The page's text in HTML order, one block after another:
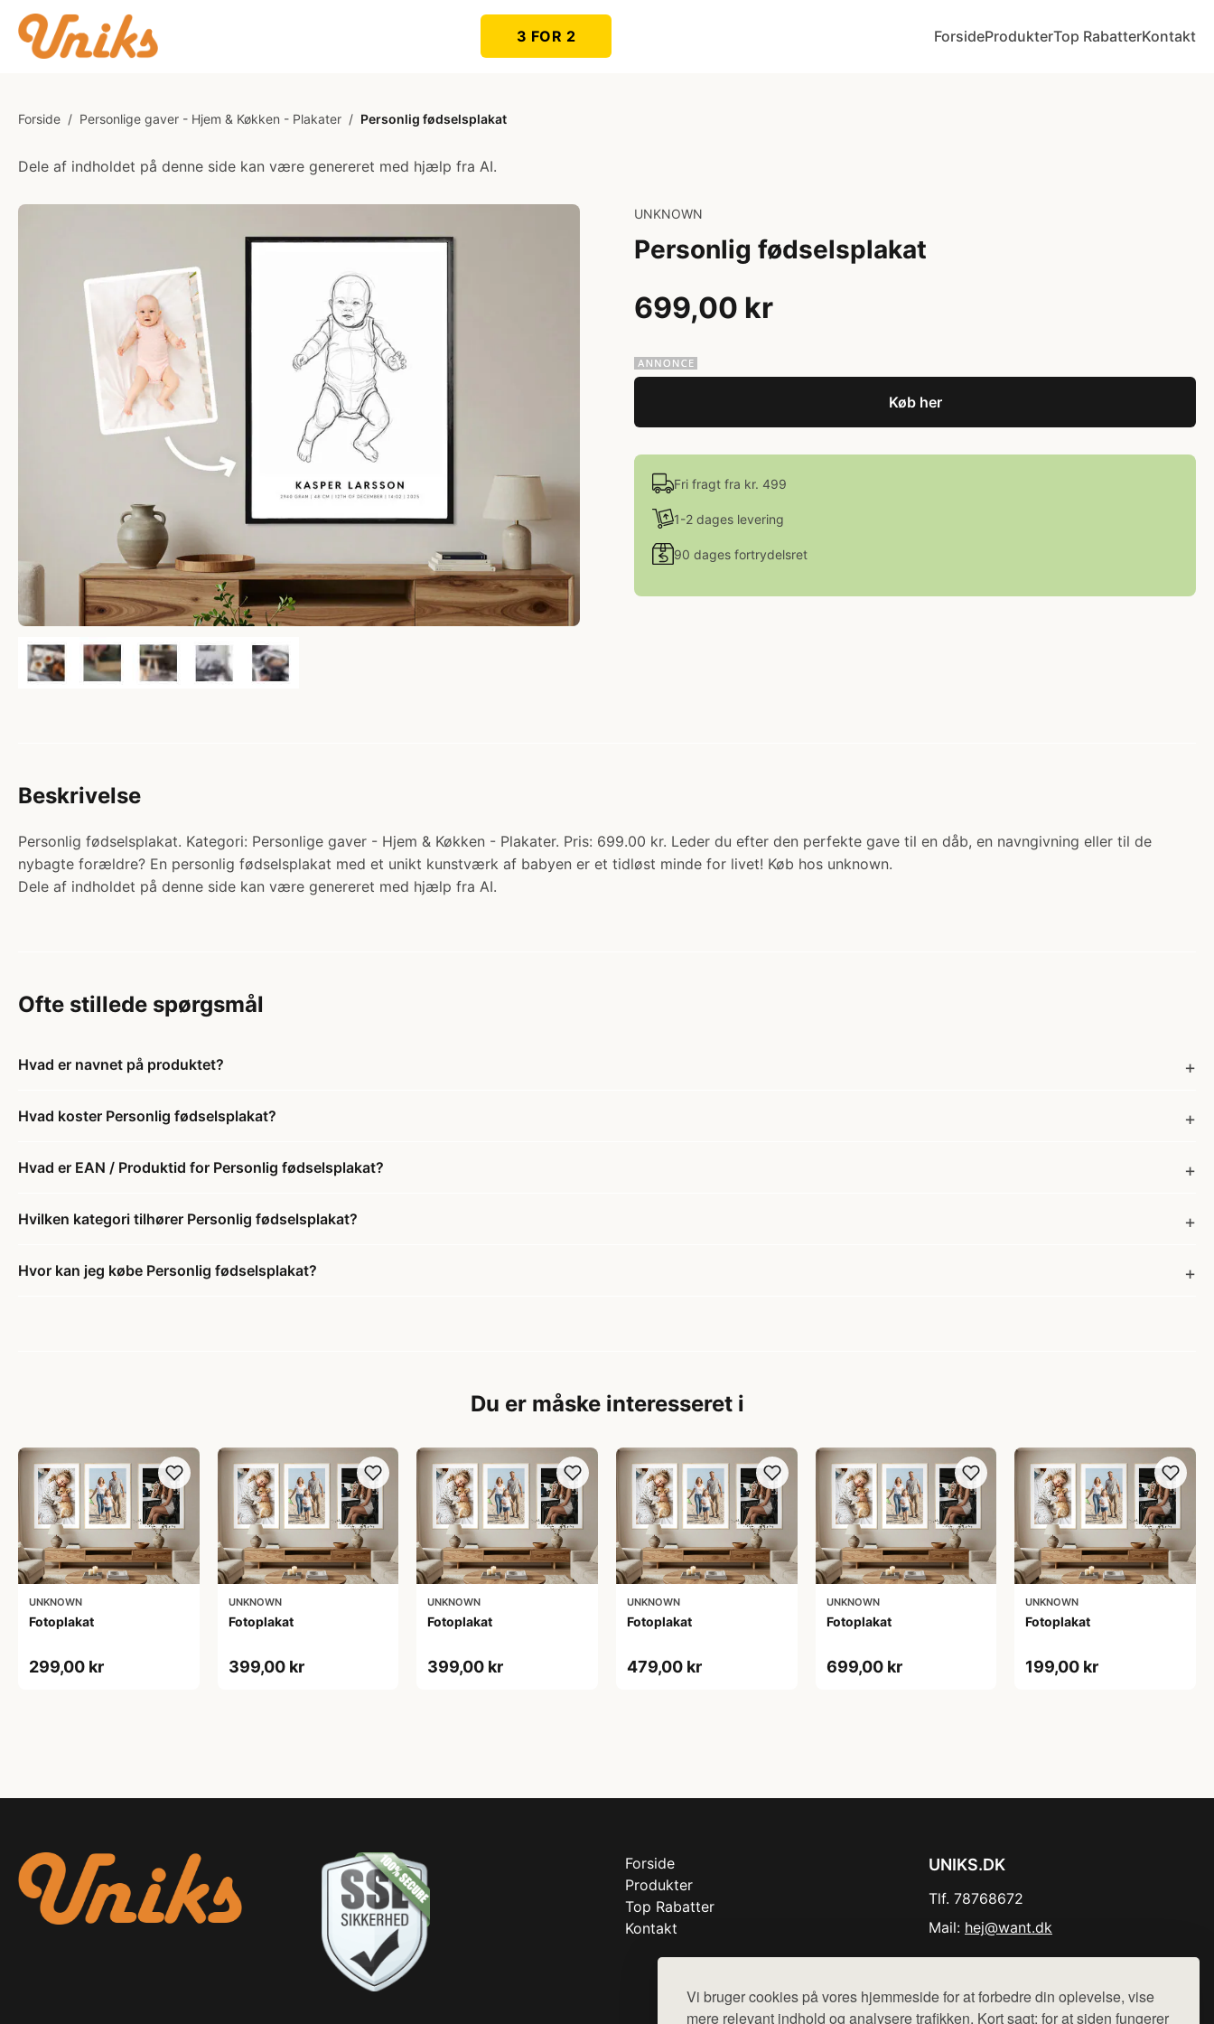
Vi bruger cookies på vores hjemmeside for at forbedre din oplevelse, vise
mere relevant indhold og analysere trafikken. Kort sagt: for at siden fungerer
3 FOR 2 ForsideProdukterTop RabatterKontakt
Forside / Personlige gaver - Hjem & Køkken - Plakater / Personlig fødselsplakat
Dele af indholdet på denne side kan være genereret med hjælp fra AI.
UNKNOWN
Personlig fødselsplakat
699,00 kr
Køb her
Fri fragt fra kr. 499
1-2 dages levering
90 dages fortrydelsret
Beskrivelse
Personlig fødselsplakat. Kategori: Personlige gaver - Hjem & Køkken - Plakater. Pris: 699.00 kr. Leder du efter den perfekte gave til en dåb, en navngivning eller til de
nybagte forældre? En personlig fødselsplakat med et unikt kunstværk af babyen er et tidløst minde for livet! Køb hos unknown.
Dele af indholdet på denne side kan være genereret med hjælp fra AI.
Ofte stillede spørgsmål
Hvad er navnet på produktet?
Hvad koster Personlig fødselsplakat?
Hvad er EAN / Produktid for Personlig fødselsplakat?
Hvilken kategori tilhører Personlig fødselsplakat?
Hvor kan jeg købe Personlig fødselsplakat?
Du er måske interesseret i
UNKNOWN
Fotoplakat
299,00 kr
UNKNOWN
Fotoplakat
399,00 kr
UNKNOWN
Fotoplakat
399,00 kr
UNKNOWN
Fotoplakat
479,00 kr
UNKNOWN
Fotoplakat
699,00 kr
UNKNOWN
Fotoplakat
199,00 kr
Forside
Produkter
Top Rabatter
Kontakt
UNIKS.DK
Tlf. 78768672
Mail: hej@want.dk